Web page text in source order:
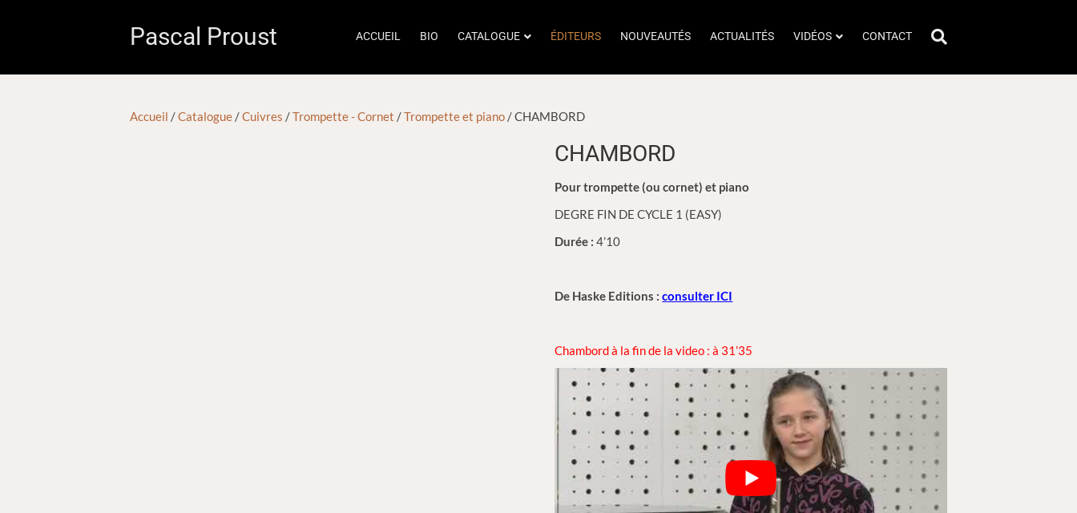
Pascal Proust ACCUEIL BIO CATALOGUE ÉDITEURS NOUVEAUTÉS ACTUALITÉS VIDÉOS CONTACT
Accueil /Catalogue /Cuivres /Trompette - Cornet /Trompette et piano / CHAMBORD
CHAMBORD
Pour trompette (ou cornet) et piano
DEGRE FIN DE CYCLE 1 (EASY)
Durée : 4’10
De Haske Editions : consulter ICI
Chambord à la fin de la video : à 31’35